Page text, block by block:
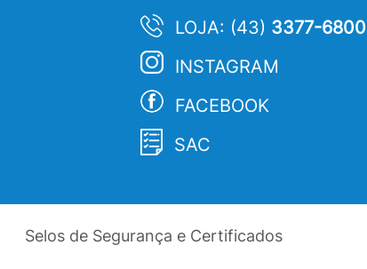
LOJA: (43) 3377-6800
INSTAGRAM
FACEBOOK
SAC
Selos de Segurança e Certificados